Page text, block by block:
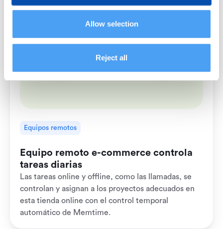
Allow selection
Reject all
Equipos remotos
Equipo remoto e-commerce controla
tareas diarias
Las tareas online y offline, como las llamadas, se
controlan y asignan a los proyectos adecuados en
esta tienda online con el control temporal
automático de Memtime.